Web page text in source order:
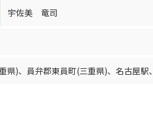
宇佐美 竜司
県)、 員弁郡東員町(三重県)、 名古屋駅、